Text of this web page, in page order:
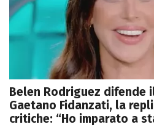
Belen Rodriguez difende
Gaetano Fidanzati, la
critiche: “Ho imparato a